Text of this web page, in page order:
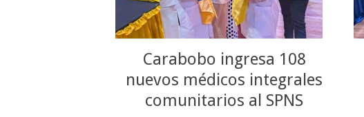
Carabobo ingresa 108
nuevos médicos integrales
comunitarios al SPNS